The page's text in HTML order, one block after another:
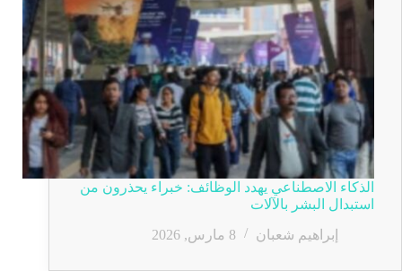
الذكاء الاصطناعي يهدد الوظائف: خبراء يحذرون من
استبدال البشر بالآلات
إبراهيم شعبان
8 مارس, 2026